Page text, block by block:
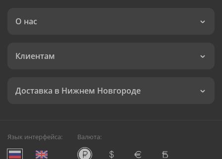
О нас
Клиентам
Доставка в Нижнем Новгороде
Язык интерфейса: Валюта: